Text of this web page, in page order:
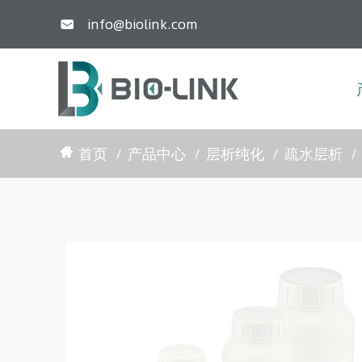
 info@biolink.com
首页 产品中心 层析纯化 疏水层析